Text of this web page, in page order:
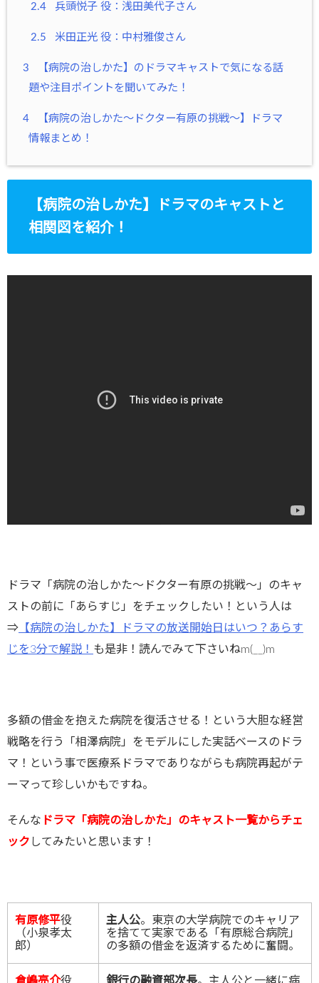
2.4 兵頭悦子 役：浅田美代子さん
2.5 米田正光 役：中村雅俊さん
3
【病院の治しかた】のドラマキャストで気になる話
題や注目ポイントを聞いてみた！
4
【病院の治しかた～ドクター有原の挑戦～】ドラマ
情報まとめ！
【病院の治しかた】ドラマのキャストと
相関図を紹介！
ドラマ「病院の治しかた～ドクター有原の挑戦～」のキャ
ストの前に「あらすじ」をチェックしたい！という人は
⇒ 【病院の治しかた】ドラマの放送開始日はいつ？あらす
じを3分で解説！ も是非！読んでみて下さいねm(__)m
多額の借金を抱えた病院を復活させる！という大胆な経営
戦略を行う「相澤病院」をモデルにした実話ベースのドラ
マ！という事で医療系ドラマでありながらも病院再起がテ
ーマって珍しいかもですね。
そんな ドラマ「病院の治しかた」のキャスト一覧からチェ
ック してみたいと思います！
有原修平役
（小泉孝太
郎）
主人公。東京の大学病院でのキャリア
を捨てて実家である「有原総合病院」
の多額の借金を返済するために奮闘。